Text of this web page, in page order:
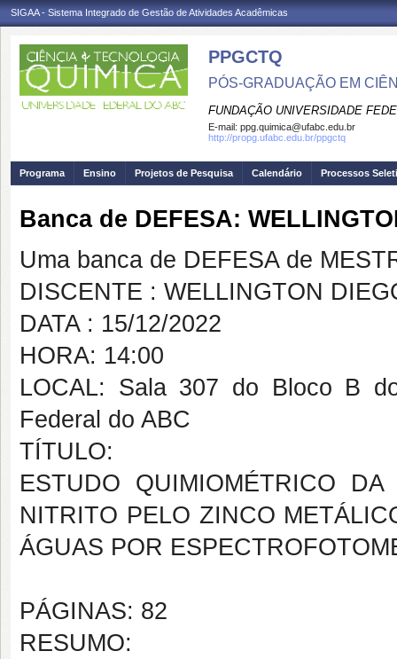
SIGAA - Sistema Integrado de Gestão de Atividades Acadêmicas
PPGCTQ
PÓS-GRADUAÇÃO EM
FUNDAÇÃO UNIVERSIDADE
E-mail: ppg.quimica@ufabc.edu.br
http://propg.ufabc.edu.br/ppgctq
Programa Ensino Projetos de Pesquisa Calendário Processos
Banca de DEFESA:
Uma banca de DEFESA de
DISCENTE : WELLINGTON
DATA : 15/12/2022
HORA: 14:00
LOCAL: Sala 307 do Bloco B
Federal do ABC
TÍTULO:
ESTUDO QUIMIOMÉTRICO
NITRITO PELO ZINCO
ÁGUAS POR
PÁGINAS: 82
RESUMO: